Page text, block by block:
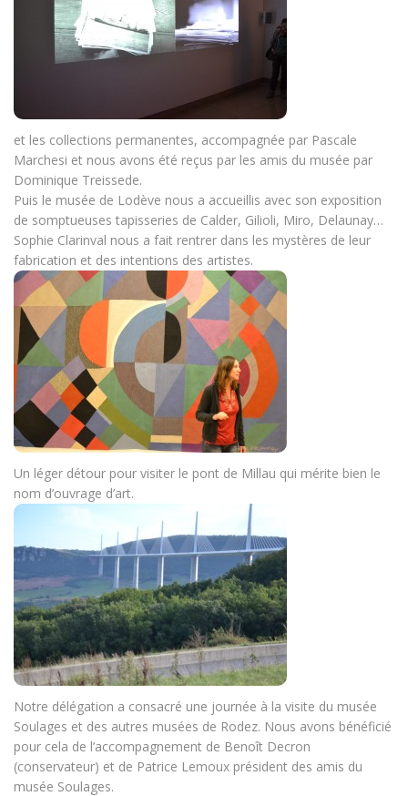
et les collections permanentes, accompagnée par Pascale
Marchesi et nous avons été reçus par les amis du musée par
Dominique Treissede.
Puis le musée de Lodève nous a accueillis avec son exposition
de somptueuses tapisseries de Calder, Gilioli, Miro, Delaunay…
Sophie Clarinval nous a fait rentrer dans les mystères de leur
fabrication et des intentions des artistes.
Un léger détour pour visiter le pont de Millau qui mérite bien le
nom d’ouvrage d’art.
Notre délégation a consacré une journée à la visite du musée
Soulages et des autres musées de Rodez. Nous avons bénéficié
pour cela de l’accompagnement de Benoît Decron
(conservateur) et de Patrice Lemoux président des amis du
musée Soulages.